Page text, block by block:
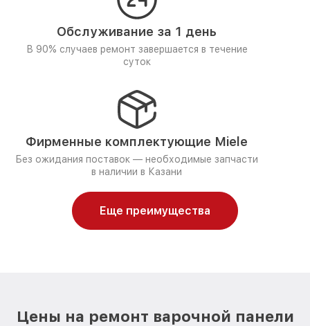
Обслуживание за 1 день
В 90% случаев ремонт завершается в течение
суток
Фирменные комплектующие Miele
Без ожидания поставок — необходимые запчасти
в наличии в Казани
Еще преимущества
Цены на ремонт варочной панели